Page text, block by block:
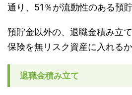
通り、51％が流動性のある預
預貯金以外の、退職金積み立
保険を無リスク資産に入れる
退職金積み立て